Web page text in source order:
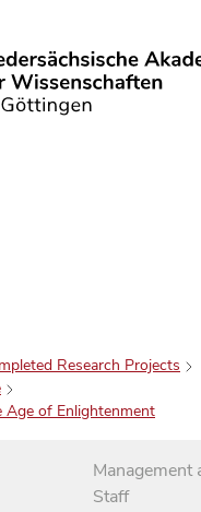
Research Projects
Age of Enlightenment
Management
Staff